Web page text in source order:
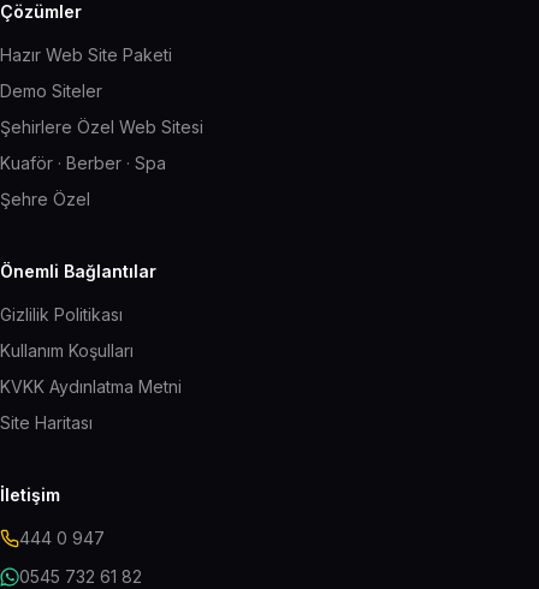
Çözümler
Hazır Web Site Paketi
Demo Siteler
Şehirlere Özel Web Sitesi
Kuaför · Berber · Spa
Şehre Özel
Önemli Bağlantılar
Gizlilik Politikası
Kullanım Koşulları
KVKK Aydınlatma Metni
Site Haritası
İletişim
444 0 947
0545 732 61 82